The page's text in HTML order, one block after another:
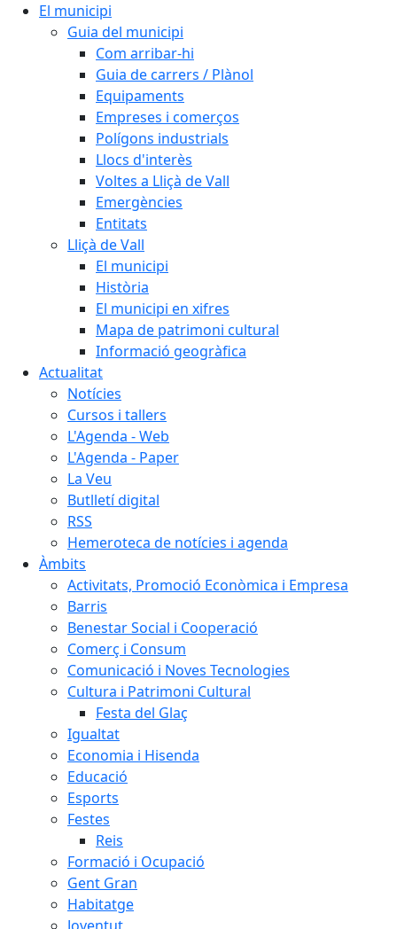
El municipi
Guia del municipi
Com arribar-hi
Guia de carrers / Plànol
Equipaments
Empreses i comerços
Polígons industrials
Llocs d'interès
Voltes a Lliçà de Vall
Emergències
Entitats
Lliçà de Vall
El municipi
Història
El municipi en xifres
Mapa de patrimoni cultural
Informació geogràfica
Actualitat
Notícies
Cursos i tallers
L'Agenda - Web
L'Agenda - Paper
La Veu
Butlletí digital
RSS
Hemeroteca de notícies i agenda
Àmbits
Activitats, Promoció Econòmica i Empresa
Barris
Benestar Social i Cooperació
Comerç i Consum
Comunicació i Noves Tecnologies
Cultura i Patrimoni Cultural
Festa del Glaç
Igualtat
Economia i Hisenda
Educació
Esports
Festes
Reis
Formació i Ocupació
Gent Gran
Habitatge